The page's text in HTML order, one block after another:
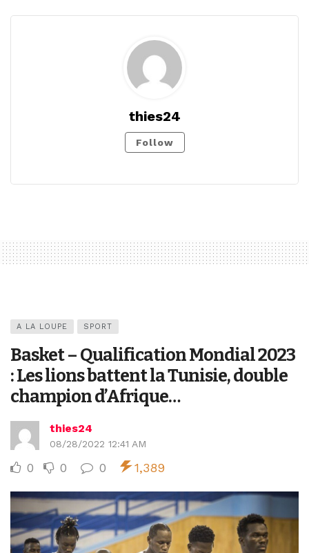
thies24
Follow
A LA LOUPE SPORT
Basket – Qualification Mondial 2023
: Les lions battent la Tunisie, double
champion d’Afrique…
thies24
08/28/2022 12:41 AM
0 0 0 1,389